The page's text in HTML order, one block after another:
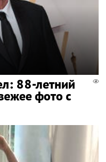
88-летний
фото с